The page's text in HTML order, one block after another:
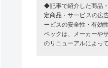
◆記事で紹介した商品
定商品・サービスの広
ービスの安全性・有効
ペックは、メーカーや
のリニューアルによっ